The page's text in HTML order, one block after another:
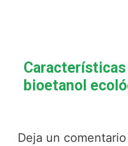
bioetanol
Deja un comentario